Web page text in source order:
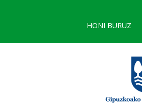
HONI BURUZ